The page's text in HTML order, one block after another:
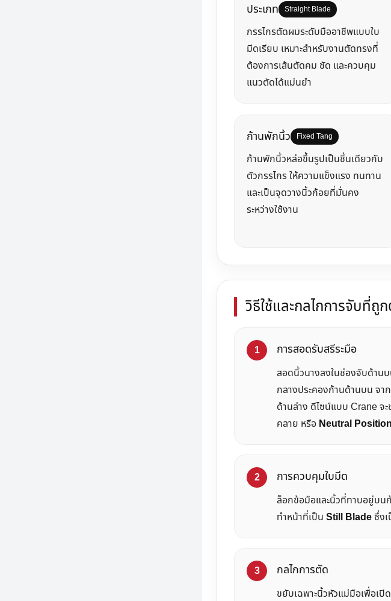
ประเภท Straight Blade
กรรไกรตัดผมระดับมืออาชีพแบบใบ
มีดเรียบ เหมาะสำหรับงานตัดทรงที่
ต้องการเส้นตัดคม ชัด และควบคุม
แนวตัดได้แม่นยำ
ก้านพักนิ้ว Fixed Tang
ก้านพักนิ้วหล่อขึ้นรูปเป็นชิ้นเดียวกับ
ตัวกรรไกร ให้ความแข็งแรง ทนทาน
และเป็นจุดวางนิ้วก้อยที่มั่นคง
ระหว่างใช้งาน
วิธีใช้และกลไกการจับที่ถู
การสอดรับสรีระมือ
สอดนิ้วนางลงในช่องจับด้าน
กลางประคองก้านด้านบน จา
ด้านล่าง ดีไซน์แบบ Crane จ
คลาย หรือ Neutral Position
การควบคุมใบมีด
ล็อกข้อมือและนิ้วที่ทาบอยู่บน
ทำหน้าที่เป็น Still Bladeซึ่ง
กลไกการตัด
ขยับเฉพาะนิ้วหัวแม่มือเพื่อเปิ